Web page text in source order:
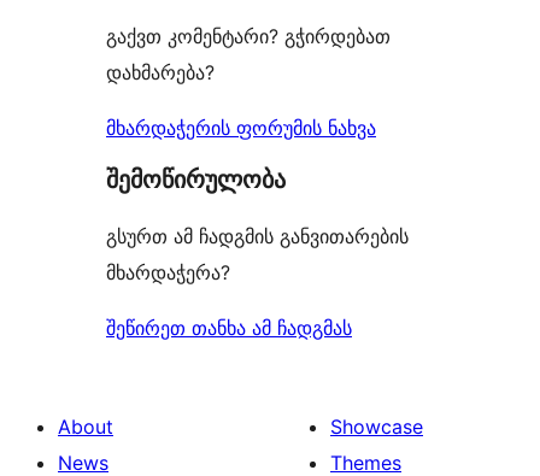
გაქვთ კომენტარი? გჭირდებათ
დახმარება?
მხარდაჭერის ფორუმის ნახვა
შემოწირულობა
გსურთ ამ ჩადგმის განვითარების
მხარდაჭერა?
შეწირეთ თანხა ამ ჩადგმას
About
News
Showcase
Themes